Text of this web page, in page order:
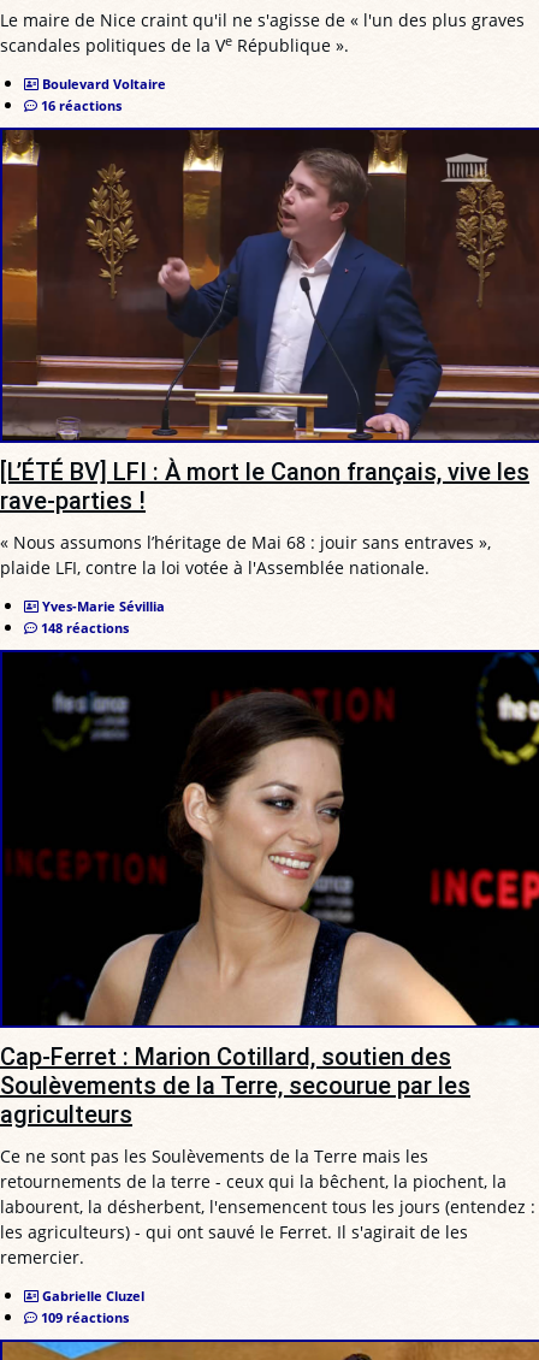
Le maire de Nice craint qu'il ne s'agisse de « l'un des plus graves
scandales politiques de la Ve République ».
Boulevard Voltaire
16 réactions
[L’ÉTÉ BV] LFI : À mort le Canon français, vive les
rave-parties !
« Nous assumons l’héritage de Mai 68 : jouir sans entraves »,
plaide LFI, contre la loi votée à l'Assemblée nationale.
Yves-Marie Sévillia
148 réactions
Cap-Ferret : Marion Cotillard, soutien des
Soulèvements de la Terre, secourue par les
agriculteurs
Ce ne sont pas les Soulèvements de la Terre mais les
retournements de la terre - ceux qui la bêchent, la piochent, la
labourent, la désherbent, l'ensemencent tous les jours (entendez :
les agriculteurs) - qui ont sauvé le Ferret. Il s'agirait de les
remercier.
Gabrielle Cluzel
109 réactions